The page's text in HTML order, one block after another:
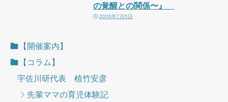
の覚醒との関係〜』
2026年7月5日
【開催案内】
【コラム】
宇佐川研代表 植竹安彦
先輩ママの育児体験記